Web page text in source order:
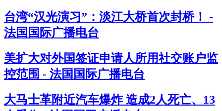
台湾“汉光演习”：淡江大桥首次封桥！ -
法国国际广播电台
美扩大对外国签证申请人所用社交账户监
控范围 - 法国国际广播电台
大马士革附近汽车爆炸 造成2人死亡、13